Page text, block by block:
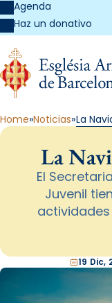
Agenda
Haz un donativo
Home Noticias La
La
El
Juvenil
19 Dic,